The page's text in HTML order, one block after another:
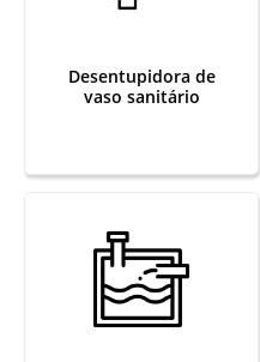
Desentupidora de
vaso sanitário